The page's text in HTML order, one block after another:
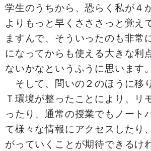
学生のうちから、恐らく私が４
よりもっと早くさささっと覚え
ますんで、そういったのも非常
になってからも使える大きな利
ないかなというふうに思います。
そして、問いの２のほうに移
Ｔ環境が整ったことにより、リ
ったり、通常の授業でもノート
て様々な情報にアクセスしたり
がっていくことが期待できるけ